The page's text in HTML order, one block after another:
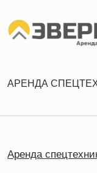
АРЕНДА
Аренда